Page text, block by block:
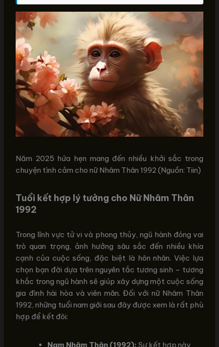
Năm 2025 hứa hẹn mang đến nhiều khởi sắc trong
chuyện tình cảm cho nữ Nhâm Thân 1992 (Nguồn: Tiin)
Tuổi kết hợp lý tưởng cho Nữ Nhâm Thân
1992
Trong lĩnh vực tử vi và phong thủy, ngũ hành đóng vai
trò quan trọng, ảnh hưởng sâu sắc đến nhiều khía
cạnh của cuộc sống, đặc biệt là hôn nhân. Việc lựa
chọn bạn đời dựa trên nguyên tắc tương sinh – tương
khắc trong ngũ hành sẽ giúp xây dựng một cuộc sống
gia đình hài hòa và viên mãn. Đối với nữ Nhâm Thân
1992, những tuổi nam giới sau đây được xem là rất phù
hợp để kết đôi:
Nam Nhâm Thân (1992): Sự kết hợp này